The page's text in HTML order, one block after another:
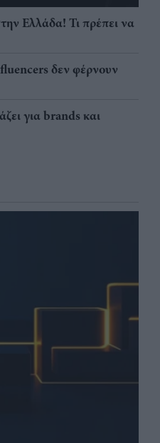
Ελλάδα! Τι πρέπει να
δεν φέρνουν
για brands και